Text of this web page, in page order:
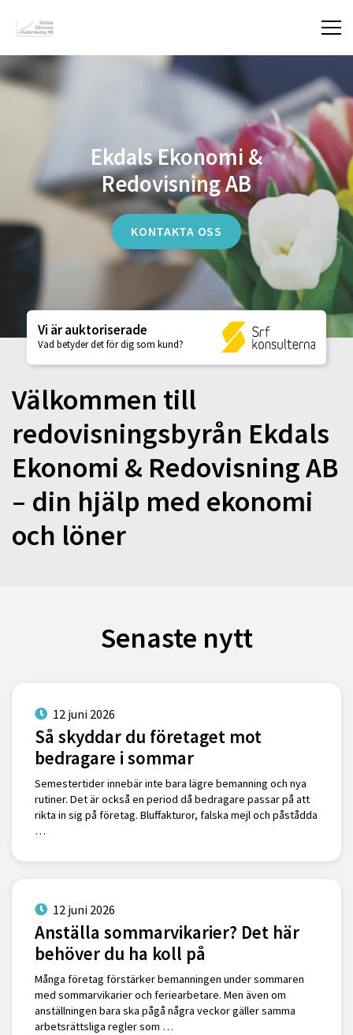
Ekdals Ekonomi &
Redovisning AB
KONTAKTA OSS
Vi är auktoriserade
Vad betyder det för dig som kund?
Välkommen till
redovisningsbyrån Ekdals
Ekonomi & Redovisning AB
– din hjälp med ekonomi
och löner
Senaste nytt
12 juni 2026
Så skyddar du företaget mot
bedragare i sommar
Semestertider innebär inte bara lägre bemanning och nya
rutiner. Det är också en period då bedragare passar på att
rikta in sig på företag. Bluffakturor, falska mejl och påstådda
…
12 juni 2026
Anställa sommarvikarier? Det här
behöver du ha koll på
Många företag förstärker bemanningen under sommaren
med sommarvikarier och feriearbetare. Men även om
anställningen bara ska pågå några veckor gäller samma
arbetsrättsliga regler som …